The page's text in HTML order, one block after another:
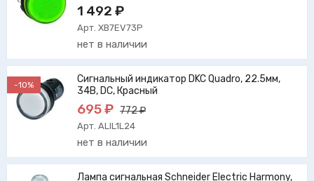
1 492 ₽
Арт. XB7EV73P
нет в наличии
-10%
Сигнальный индикатор DKC Quadro, 22.5мм,
34В, DC, Красный
695 ₽ 772 ₽
Арт. ALIL1L24
нет в наличии
Лампа сигнальная Schneider Electric Harmony,